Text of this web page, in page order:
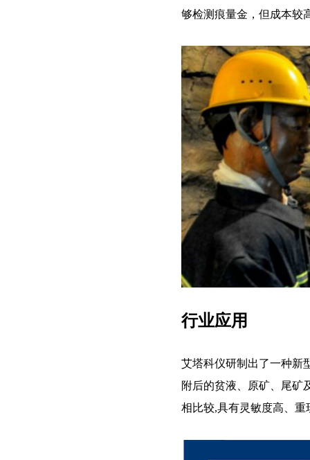
够检测痕量金，但成本较
行业应用
艾塔科仪研制出了一种新
附后的贫液、原矿、尾矿
相比较,具有灵敏度高、